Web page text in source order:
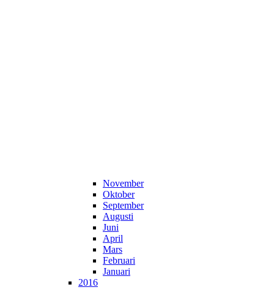
November
Oktober
September
Augusti
Juni
April
Mars
Februari
Januari
2016